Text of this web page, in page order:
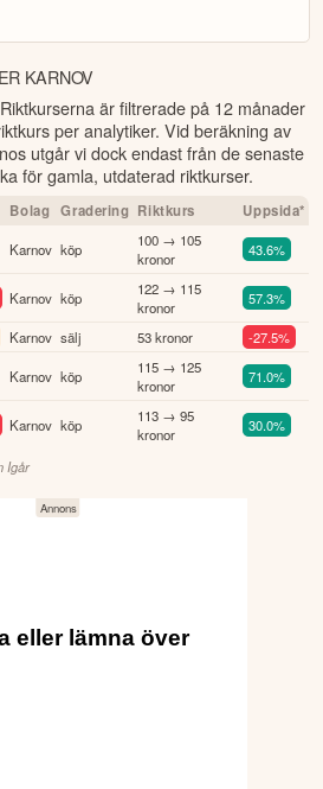
KARNOV
är filtrerade på 12 månader
per analytiker. Vid beräkning av
utgår vi dock endast från de senaste
för gamla, utdaterad riktkurser.
Bolag Gradering Riktkurs Uppsida*
Karnov köp
100 → 105
kronor
43.6%
Karnov köp
122 → 115
kronor
57.3%
Karnov sälj 53 kronor
-27.5%
Karnov köp
115 → 125
kronor
71.0%
Karnov köp
113 → 95
kronor
30.0%
Igår